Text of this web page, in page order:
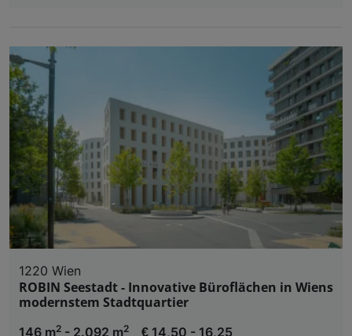
1220 Wien
ROBIN Seestadt - Innovative Büroflächen in Wiens
modernstem Stadtquartier
146 m2 - 2.092 m2
€ 14,50 - 16,25